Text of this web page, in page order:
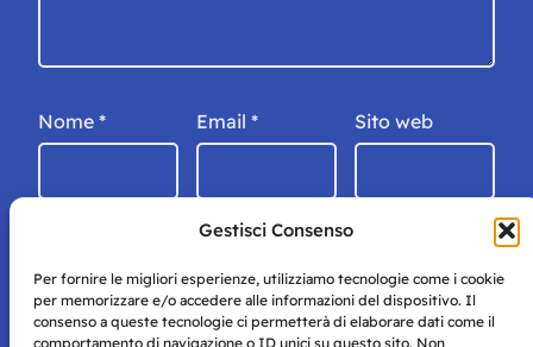
Gestisci Consenso
Per fornire le migliori esperienze, utilizziamo tecnologie come i cookie
per memorizzare e/o accedere alle informazioni del dispositivo. Il
consenso a queste tecnologie ci permetterà di elaborare dati come il
comportamento di navigazione o ID unici su questo sito. Non
Nome * Email * Sito web